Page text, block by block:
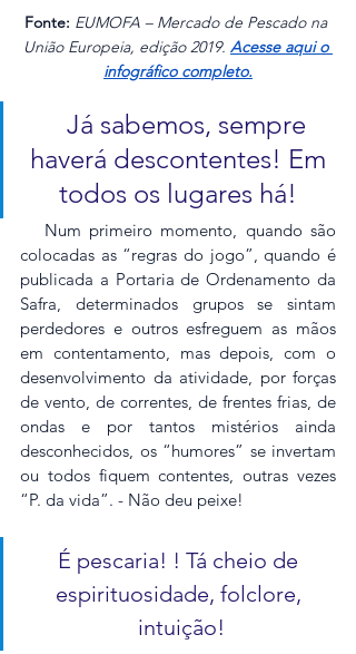
Fonte: EUMOFA – Mercado de Pescado na
União Europeia, edição 2019. Acesse aqui o
infográfico completo.
Já sabemos, sempre
haverá descontentes! Em
todos os lugares há!
colocadas as “regras do jogo”, quando é
publicada a Portaria de Ordenamento da
Safra, determinados grupos se sintam
perdedores e outros esfreguem as mãos
em contentamento, mas depois, com o
desenvolvimento da atividade, por forças
de vento, de correntes, de frentes frias, de
ondas e por tantos mistérios ainda
desconhecidos, os “humores” se invertam
ou todos fiquem contentes, outras vezes
“P. da vida”. - Não deu peixe!
É pescaria! ! Tá cheio de
espirituosidade, folclore,
intuição!